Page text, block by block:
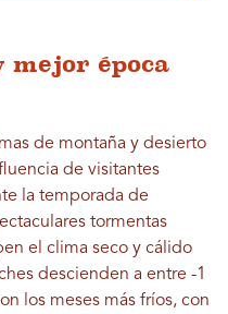
mejor época
de montaña y desierto
de visitantes
la temporada de
tormentas
el clima seco y cálido
descienden a entre -1
los meses más fríos, con